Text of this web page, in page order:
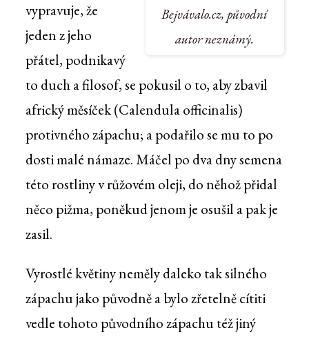
Bejvávalo.cz, původní
autor neznámý.
vypravuje, že
jeden z jeho
přátel, podnikavý
to duch a filosof, se pokusil o to, aby zbavil
africký měsíček (Calendula officinalis)
protivného zápachu; a podařilo se mu to po
dosti malé námaze. Máčel po dva dny semena
této rostliny v růžovém oleji, do něhož přidal
něco pižma, poněkud jenom je osušil a pak je
zasil.
Vyrostlé květiny neměly daleko tak silného
zápachu jako původně a bylo zřetelně cítiti
vedle tohoto původního zápachu též jiný